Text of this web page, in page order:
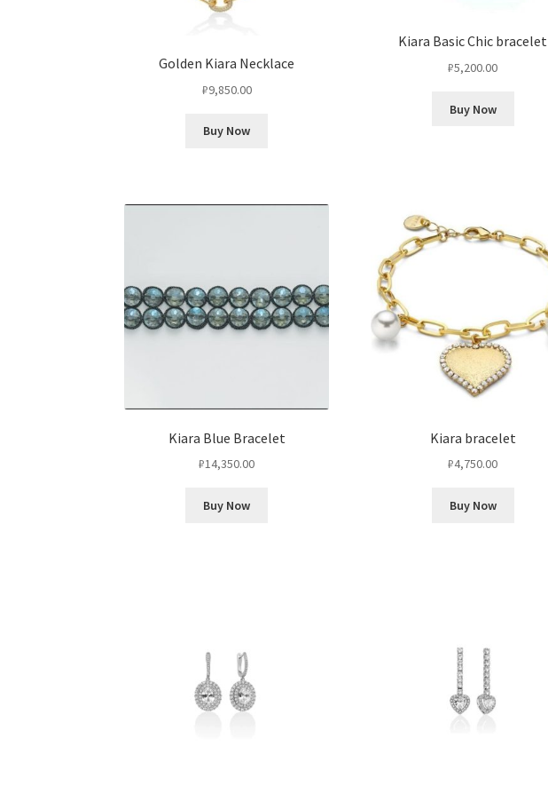
Golden Kiara Necklace
₽9,850.00
Buy Now
Kiara Basic Chic bracelet
₽5,200.00
Buy Now
Kiara Blue Bracelet
₽14,350.00
Buy Now
Kiara bracelet
₽4,750.00
Buy Now